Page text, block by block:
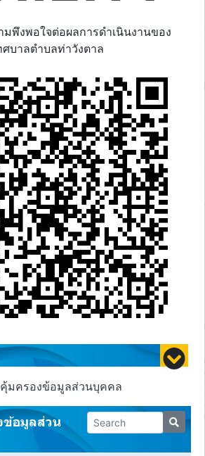
มพึงพอใจต่อผลการดำเนินงานของ
ศบาลตำบลท่าวังตาล
มครองข้อมูลส่วนบุคคล
ข้อมูลส่วน